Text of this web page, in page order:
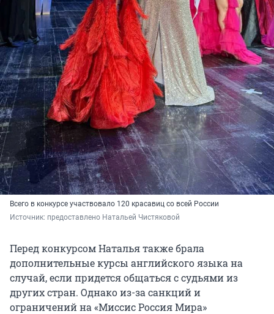
Всего в конкурсе участвовало 120 красавиц со всей России
Источник: предоставлено Натальей Чистяковой
Перед конкурсом Наталья также брала
дополнительные курсы английского языка на
случай, если придется общаться с судьями из
других стран. Однако из-за санкций и
ограничений на «Миссис Россия Мира»